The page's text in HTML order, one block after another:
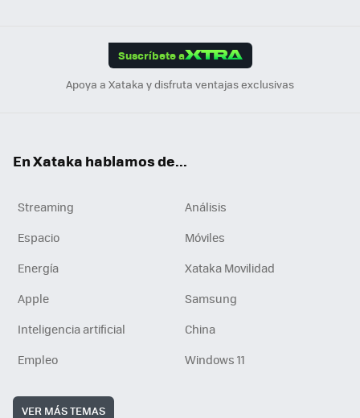
Suscríbete a
Apoya a Xataka y disfruta ventajas exclusivas
En Xataka hablamos de...
Streaming
Análisis
Espacio
Móviles
Energía
Xataka Movilidad
Apple
Samsung
Inteligencia artificial
China
Empleo
Windows 11
VER MÁS TEMAS